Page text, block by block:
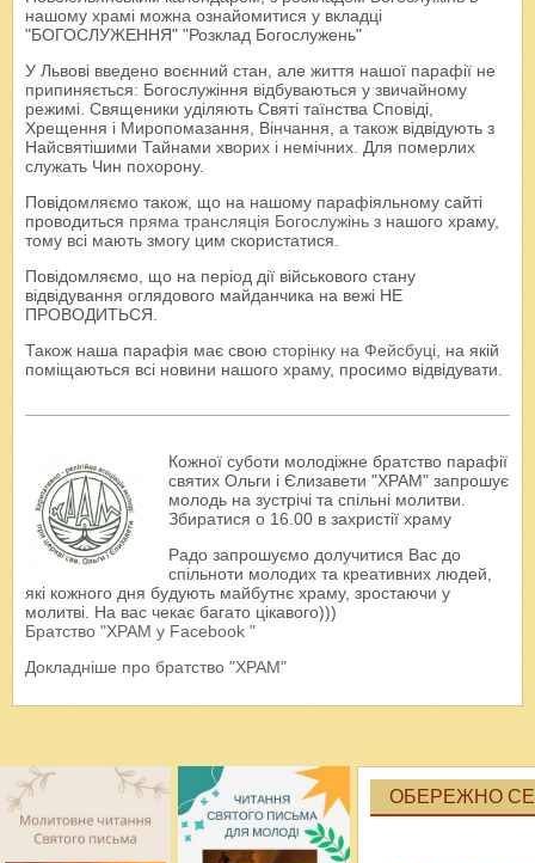
нашому храмі можна ознайомитися у вкладці
"БОГОСЛУЖЕННЯ" "Розклад Богослужень"
У Львові введено воєнний стан, але життя нашої парафії не
припиняється: Богослужіння відбуваються у звичайному
режимі. Священики уділяють Святі таїнства Сповіді,
Хрещення і Миропомазання, Вінчання, а також відвідують з
Найсвятішими Тайнами хворих і немічних. Для померлих
служать Чин похорону.
Повідомляємо також, що на нашому парафіяльному сайті
проводиться пряма трансляція Богослужінь з нашого храму,
тому всі мають змогу цим скористатися.
Повідомляємо, що на період дії військового стану
відвідування оглядового майданчика на вежі НЕ
ПРОВОДИТЬСЯ.
Також наша парафія має свою сторінку на Фейсбуці, на якій
поміщаються всі новини нашого храму, просимо відвідувати.
Кожної суботи молодіжне братство парафії
святих Ольги і Єлизавети "ХРАМ" запрошує
молодь на зустрічі та спільні молитви.
Збиратися о 16.00 в захристії храму
Радо запрошуємо долучитися Вас до
спільноти молодих та креативних людей,
які кожного дня будують майбутнє храму, зростаючи у
молитві. На вас чекає багато цікавого)))
Братство "ХРАМ у Facebook "
Докладніше про братство "ХРАМ"
ОБЕРЕЖНО